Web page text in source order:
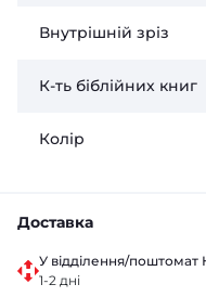
Внутрішній зріз
К-ть біблійних книг
Колір
Доставка
У відділення/
1-2 дні